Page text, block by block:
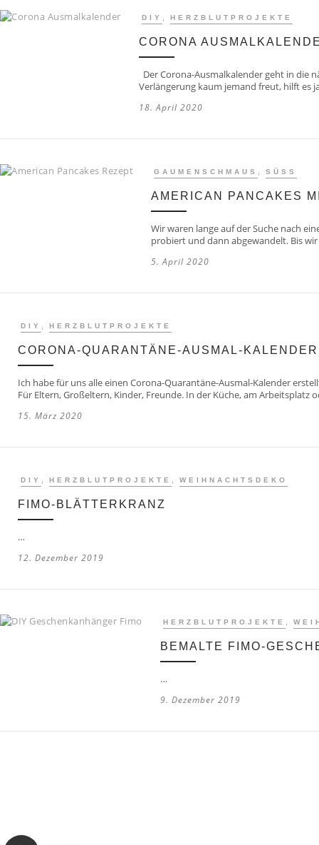
DIY HERZBLUTPROJEKTE
CORONA
Der Corona-Ausmalkalender geht in die
Verlängerung kaum jemand freut, hilft es
18. April 2020
GAUMENSCHMAUS SÜSS
AMERICAN PANCAKES
Wir waren lange auf der Suche nach
probiert und dann abgewandelt. Bis
5. April 2020
DIY HERZBLUTPROJEKTE
CORONA-QUARANTÄNE-AUSMAL-KALENDER
Ich habe für uns alle einen Corona-Quarantäne-Ausmal-Kalender
Für Eltern, Großeltern, Kinder, Freunde. In der Küche, am Arbeitsplatz
15. März 2020
DIY HERZBLUTPROJEKTE WEIHNACHTSDEKO
FIMO-BLÄTTERKRANZ
…
12. Dezember 2019
HERZBLUTPROJEKTE
BEMALTE FIMO-
…
9. Dezember 2019